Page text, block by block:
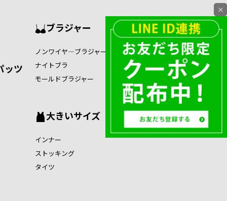
ッツ
ブラジャー
ノンワイヤ―ブラジャー
ナイトブラ
モールドブラジャー
大きいサイズ
インナー
ストッキング
タイツ
×